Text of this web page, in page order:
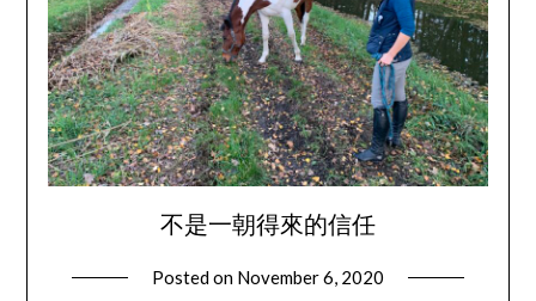
不是一朝得來的信任
Posted on November 6, 2020